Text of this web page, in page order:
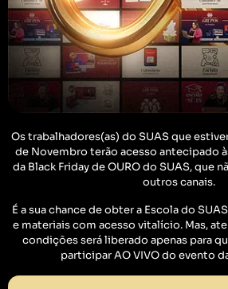
Os trabalhadores(as) do SUAS que
de Novembro terão acesso antecipado
da Black Friday de OURO do SUAS, que
outros canais.
É a sua chance de obter a Escola do
e materiais com acesso vitalício. Mas,
condições será liberado apenas para
participar AO VIVO do evento